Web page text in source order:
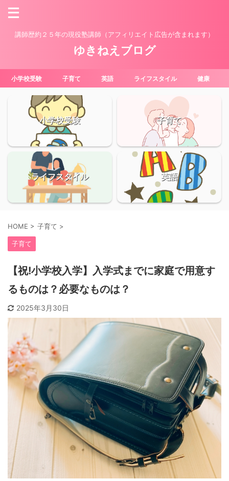
講師歴約２５年の現役塾講師（アフィリエイト広告が含まれます）
ゆきねえブログ
小学校受験 子育て 英語 ライフスタイル 健康
小学校受験 子育て
ライフスタイル 英語
HOME > 子育て >
子育て
【祝!小学校入学】入学式までに家庭で用意す
るものは？必要なものは？
2025年3月30日